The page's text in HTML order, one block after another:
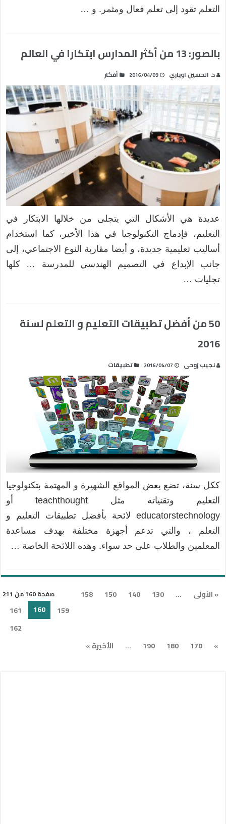
التعلم تقود إلى تعلم فعال ومثمر. و …
بالصور: 13 من أكثر المدارس ابتكارا في العالم
د. الحسين اوباري 2016/04/09 أفكار
عديدة هي الأشكال التي يتجلى من خلالها الابتكار في
التعليم، فإدماج التكنولوجيا في هذا الأخير، كما استخدام
أساليب تعليمية جديدة، و أيضا مقاربة النوع الاجتماعي، إلى
جانب الإبداع في التصميم الهندسي للمدرسة … كلها
تجليات …
50 من أفضل تطبيقات التعليم و التعلم لسنة
2016
نجيب زوحى 2016/04/07 تطبيقات
ككل سنة، تضع بعض المواقع الشهيرة و المهتمة بتكنولوجيا
التعليم وتقنياته مثل teachthought أو
educatorstechnology لائحة بأفضل تطبيقات التعليم و
التعلم ، والتي تدعم أجهزة مختلفة بهدف مساعدة
المعلمين والطلاب على حد سواء. وهذه اللائحة الخاصة …
صفحة 160 من 211 « الأولى ...
130
140
150
158
159
160
161
162
»
170
180
190
... الأخيرة »